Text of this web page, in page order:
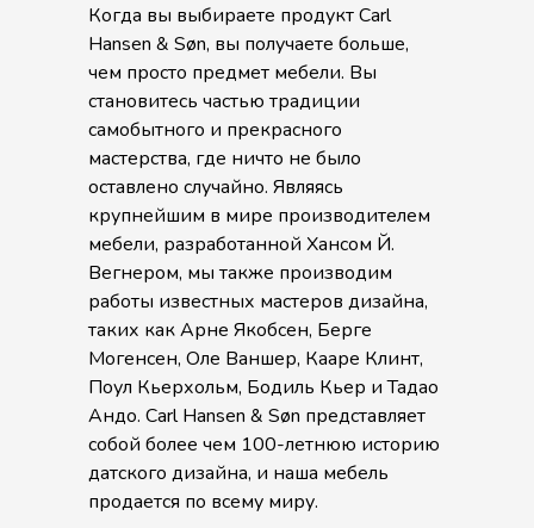
Когда вы выбираете продукт Carl
Hansen & Søn, вы получаете больше,
чем просто предмет мебели. Вы
становитесь частью традиции
самобытного и прекрасного
мастерства, где ничто не было
оставлено случайно. Являясь
крупнейшим в мире производителем
мебели, разработанной Хансом Й.
Вегнером, мы также производим
работы известных мастеров дизайна,
таких как Арне Якобсен, Берге
Могенсен, Оле Ваншер, Кааре Клинт,
Поул Кьерхольм, Бодиль Кьер и Тадао
Андо. Carl Hansen & Søn представляет
собой более чем 100-летнюю историю
датского дизайна, и наша мебель
продается по всему миру.